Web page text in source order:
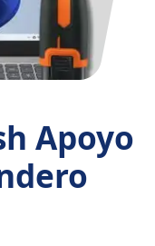
Apoyo